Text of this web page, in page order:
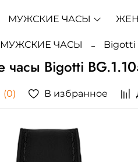
МУЖСКИЕ ЧАСЫ
МУЖСКИЕ ЧАСЫ Bigotti
часы Bigotti
(0) В избранное